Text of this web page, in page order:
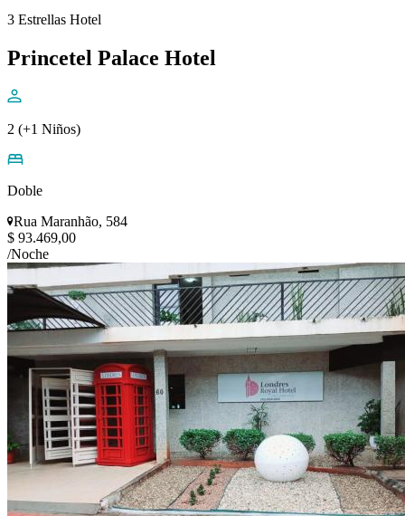
3 Estrellas Hotel
Princetel Palace Hotel
2 (+1 Niños)
Doble
Rua Maranhão, 584
$ 93.469,00
/Noche